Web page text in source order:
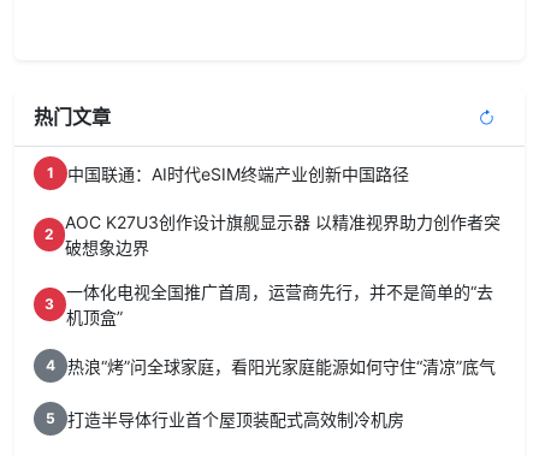
热门文章
1 中国联通：AI时代eSIM终端产业创新中国路径
2
AOC K27U3创作设计旗舰显示器 以精准视界助力创作者突
破想象边界
3
一体化电视全国推广首周，运营商先行，并不是简单的“去
机顶盒”
4 热浪“烤”问全球家庭，看阳光家庭能源如何守住“清凉”底气
5 打造半导体行业首个屋顶装配式高效制冷机房